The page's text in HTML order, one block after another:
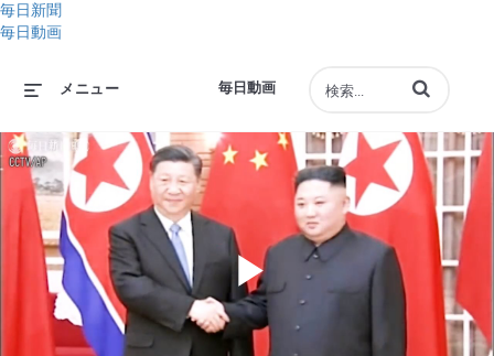
毎日新聞
毎日動画
毎日動画
メニュー 動画の検索語句
Play